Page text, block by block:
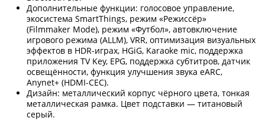
Дополнительные функции: голосовое управление,
экосистема SmartThings, режим «Режиссёр»
(Filmmaker Mode), режим «Футбол», автовключение
игрового режима (ALLM), VRR, оптимизация визуальных
эффектов в HDR-играх, HGiG, Karaoke mic, поддержка
приложения TV Key, EPG, поддержка субтитров, датчик
освещённости, функция улучшения звука eARC,
Anynet+ (HDMI-CEC).
Дизайн: металлический корпус чёрного цвета, тонкая
металлическая рамка. Цвет подставки — титановый
серый.